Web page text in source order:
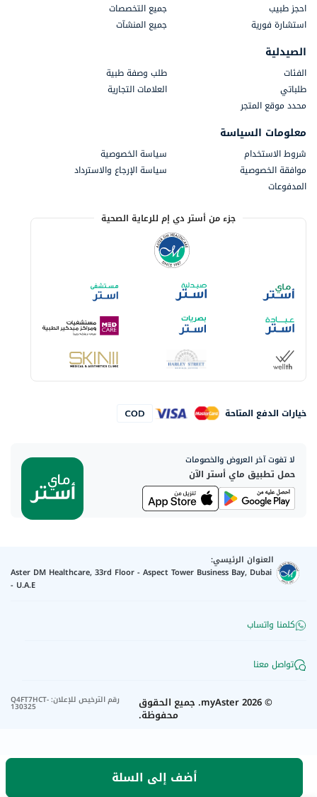
أضف إلى السلة
احجز طبيب
جميع التخصصات
استشارة فورية
جميع المنشآت
الصيدلية
الفئات
طلب وصفة طبية
طلباتي
العلامات التجارية
محدد موقع المتجر
معلومات السياسة
شروط الاستخدام
سياسة الخصوصية
موافقة الخصوصية
سياسة الإرجاع والاسترداد
المدفوعات
جزء من أستر دي إم للرعاية الصحية
خيارات الدفع المتاحة
لا تفوت آخر العروض والخصومات
حمل تطبيق ماي أستر الآن
العنوان الرئيسي:
Aster DM Healthcare, 33rd Floor - Aspect Tower Business Bay, Dubai
- U.A.E
كلمنا واتساب
تواصل معنا
©
2026
myAster. جميع الحقوق
محفوظة.
رقم الترخيص للإعلان:
Q4FT7HCT-
130325